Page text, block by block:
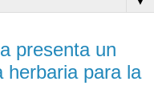
presenta un
herbaria para la